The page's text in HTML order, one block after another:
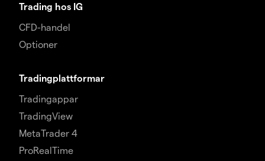
Trading hos IG
CFD-handel
Optioner
Tradingplattformar
Tradingappar
TradingView
MetaTrader 4
ProRealTime